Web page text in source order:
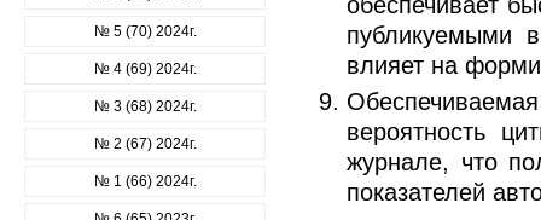
№ 5 (70) 2024г.
№ 4 (69) 2024г.
№ 3 (68) 2024г.
№ 2 (67) 2024г.
№ 1 (66) 2024г.
публикуемыми
влияет на
вероятность
журнале, что
показателей